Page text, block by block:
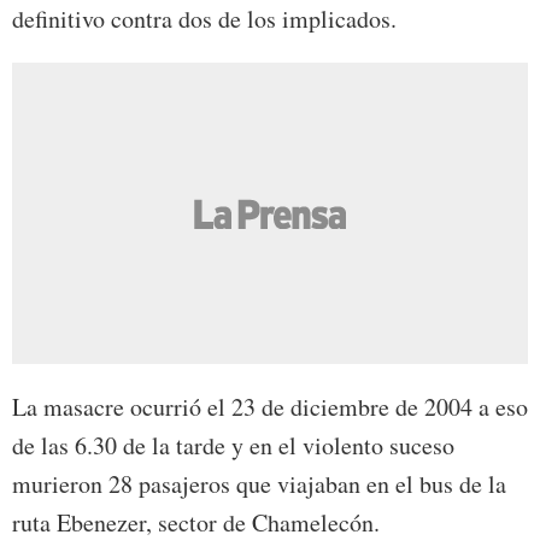
definitivo contra dos de los implicados.
La masacre ocurrió el 23 de diciembre de 2004 a eso
de las 6.30 de la tarde y en el violento suceso
murieron 28 pasajeros que viajaban en el bus de la
ruta Ebenezer, sector de Chamelecón.